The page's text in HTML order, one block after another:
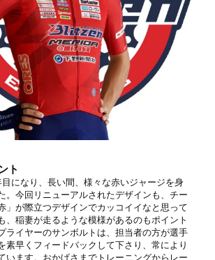
ト
になり、⻑い間、様々な赤いジャージを身
。今回リニューアルされたデザインも、チー
」が際立つデザインでカッコイイなと思って
、稲妻が走るような模様があるのもポイント
ライヤーのサンボルトは、担当者の方が選手
素早くフィードバックして下さり、常により
います。おかげさまでトレーニングからレー